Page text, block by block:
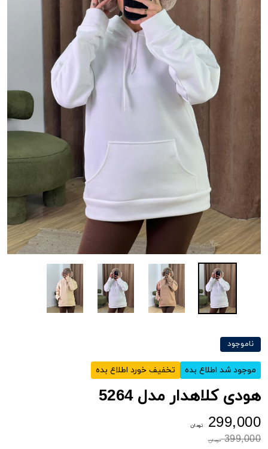
ناموجود
موجود شد اطلاع بده تخفیف خورد اطلاع بده
هودی کلاهدار مدل 5264
299,000 تومان
399,000 تومان